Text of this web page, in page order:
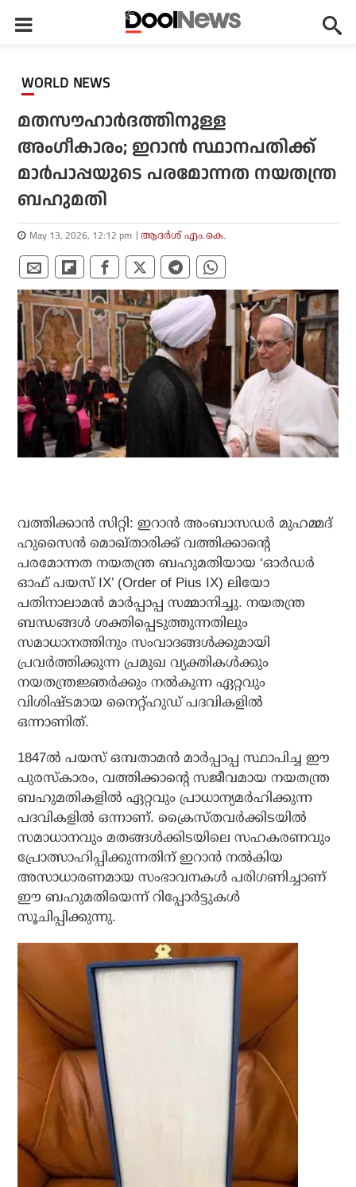
WORLD NEWS
മതസൗഹാര്‍ദത്തിനുള്ള
അംഗീകാരം; ഇറാന്‍ സ്ഥാനപതിക്ക്
മാര്‍പാപ്പയുടെ പരമോന്നത നയതന്ത്ര
ബഹുമതി
May 13, 2026, 12:12 pm ആദർശ് എം.കെ.
വത്തിക്കാന്‍ സിറ്റി: ഇറാന്‍ അംബാസഡര്‍ മുഹമ്മദ്
ഹുസൈന്‍ മൊഖ്താരിക്ക് വത്തിക്കാന്റെ
പരമോന്നത നയതന്ത്ര ബഹുമതിയായ ‘ഓര്‍ഡര്‍
ഓഫ് പയസ് IX’ (Order of Pius IX) ലിയോ
പതിനാലാമന്‍ മാര്‍പ്പാപ്പ സമ്മാനിച്ചു. നയതന്ത്ര
ബന്ധങ്ങള്‍ ശക്തിപ്പെടുത്തുന്നതിലും
സമാധാനത്തിനും സംവാദങ്ങള്‍ക്കുമായി
പ്രവര്‍ത്തിക്കുന്ന പ്രമുഖ വ്യക്തികള്‍ക്കും
നയതന്ത്രജ്ഞര്‍ക്കും നല്‍കുന്ന ഏറ്റവും
വിശിഷ്ടമായ നൈറ്റ്ഹുഡ് പദവികളില്‍
ഒന്നാണിത്.
1847ല്‍ പയസ് ഒമ്പതാമന്‍ മാര്‍പ്പാപ്പ സ്ഥാപിച്ച ഈ
പുരസ്‌കാരം, വത്തിക്കാന്റെ സജീവമായ നയതന്ത്ര
ബഹുമതികളില്‍ ഏറ്റവും പ്രാധാന്യമര്‍ഹിക്കുന്ന
പദവികളില്‍ ഒന്നാണ്. ക്രൈസ്തവര്‍ക്കിടയില്‍
സമാധാനവും മതങ്ങള്‍ക്കിടയിലെ സഹകരണവും
പ്രോത്സാഹിപ്പിക്കുന്നതിന് ഇറാന്‍ നല്‍കിയ
അസാധാരണമായ സംഭാവനകള്‍ പരിഗണിച്ചാണ്
ഈ ബഹുമതിയെന്ന് റിപ്പോര്‍ട്ടുകള്‍
സൂചിപ്പിക്കുന്നു.